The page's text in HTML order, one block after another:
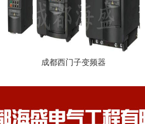
成都西门子变频器